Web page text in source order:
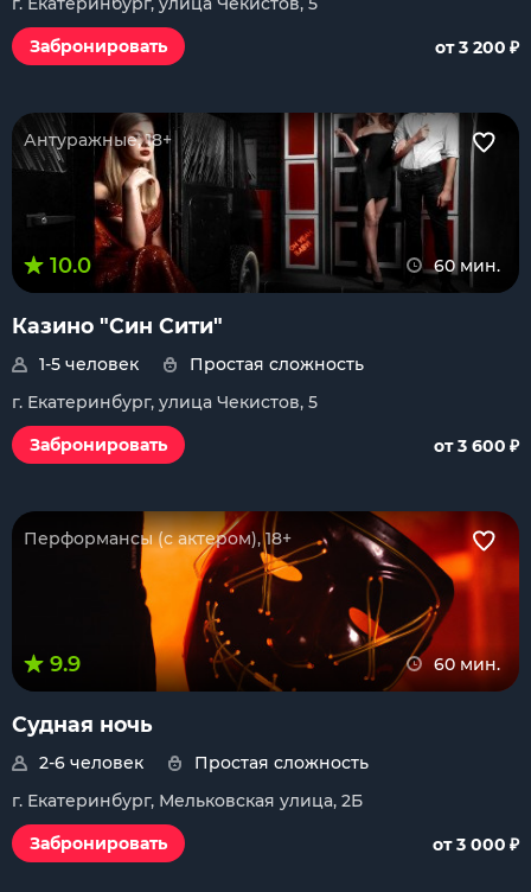
Забронировать
от 3 200 ₽
Антуражные, 18+
10.0 60 мин.
Казино "Син Сити"
1-5 человек
Простая сложность
г. Екатеринбург, улица Чекистов, 5
Забронировать
от 3 600 ₽
Перформансы (с актером), 18+
9.9 60 мин.
Судная ночь
2-6 человек
Простая сложность
г. Екатеринбург, Мельковская улица, 2Б
Забронировать
от 3 000 ₽